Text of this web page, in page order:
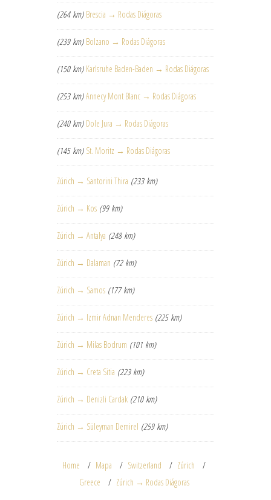
(264 km) Brescia → Rodas Diágoras
(239 km) Bolzano → Rodas Diágoras
(150 km) Karlsruhe Baden-Baden → Rodas Diágoras
(253 km) Annecy Mont Blanc → Rodas Diágoras
(240 km) Dole Jura → Rodas Diágoras
(145 km) St. Moritz → Rodas Diágoras
Zúrich → Santorini Thira (233 km)
Zúrich → Kos (99 km)
Zúrich → Antalya (248 km)
Zúrich → Dalaman (72 km)
Zúrich → Samos (177 km)
Zúrich → Izmir Adnan Menderes (225 km)
Zúrich → Milas Bodrum (101 km)
Zúrich → Creta Sitia (223 km)
Zúrich → Denizli Cardak (210 km)
Zúrich → Süleyman Demirel (259 km)
Home Mapa Switzerland
Zúrich
Greece
Zúrich → Rodas Diágoras